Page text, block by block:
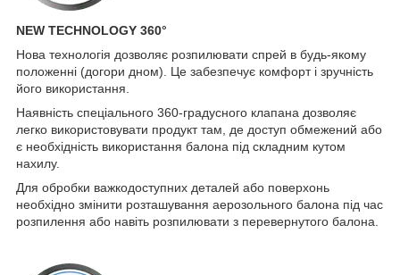
NEW TECHNOLOGY 360°
Нова технологія дозволяє розпилювати спрей в будь-якому
положенні (догори дном). Це забезпечує комфорт і зручність
його використання.
Наявність спеціального 360-градусного клапана дозволяє
легко використовувати продукт там, де доступ обмежений або
є необхідність використання балона під складним кутом
нахилу.
Для обробки важкодоступних деталей або поверхонь
необхідно змінити розташування аерозольного балона під час
розпилення або навіть розпилювати з перевернутого балона.